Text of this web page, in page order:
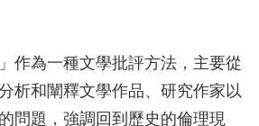
與方法的繼承與發展，既是對
統的精神賡續，也是對傳統中國
一方面則反映了當代中國學人借
設的努力。因此，我們既要正視
作為一種文學批評方法，主要從
析和闡釋文學作品、研究作家以
問題，強調回到歷史的倫理現